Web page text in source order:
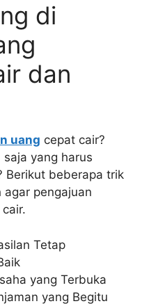
di
dan
uang cepat cair?
yang harus
Berikut beberapa trik
pengajuan
Tetap
yang Terbuka
yang Begitu